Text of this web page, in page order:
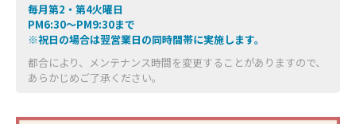
毎月第2・第4火曜日
PM6:30～PM9:30まで
※祝日の場合は翌営業日の同時間帯に実施します。
都合により、メンテナンス時間を変更することがありますので、
あらかじめご了承ください。